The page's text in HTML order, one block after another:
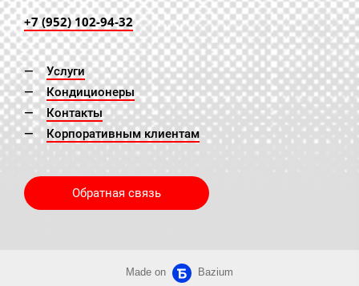
+7 (952) 102-94-32
Услуги
Кондиционеры
Контакты
Корпоративным клиентам
Обратная связь
Made on Bazium